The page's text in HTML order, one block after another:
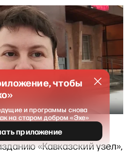
«Кавказский узел»,
чтобы
и программы снова
на старом добром «Эхе»
приложение